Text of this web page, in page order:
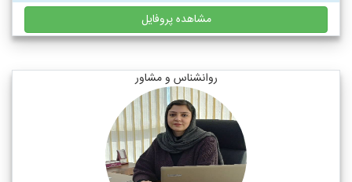
مشاهده پروفایل
روانشناس و مشاور